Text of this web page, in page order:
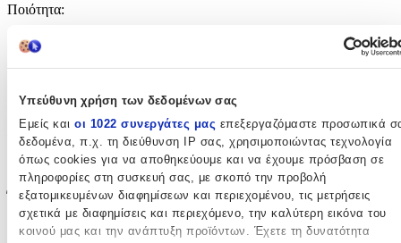
Υπεύθυνη χρήση των δεδομένων σας
Εμείς και οι 1022 συνεργάτες μας επεξεργαζόμαστε προσωπικά
δεδομένα, π.χ. τη διεύθυνση IP σας, χρησιμοποιώντας τεχνολογία
όπως cookies για να αποθηκεύουμε και να έχουμε πρόσβαση σε
πληροφορίες στη συσκευή σας, με σκοπό την προβολή
εξατομικευμένων διαφημίσεων και περιεχομένου, τις μετρήσεις
σχετικά με διαφημίσεις και περιεχόμενο, την καλύτερη εικόνα του
κοινού μας και την ανάπτυξη προϊόντων. Έχετε τη δυνατότητα
Ποιότητα:
Κατασκευή:
Μηχανής
Χρώμα :
Ροζ
Έξτρα Χαρακτηριστικά
με το Μέτρο